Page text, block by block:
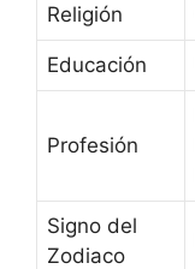
Religión
Educación
Profesión
Signo del
Zodiaco